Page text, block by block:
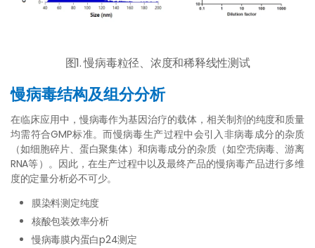
图1. 慢病毒粒径、浓度和稀释线性测试
慢病毒结构及组分分析
在临床应用中，慢病毒作为基因治疗的载体，相关制剂的纯度和质量
均需符合GMP标准。而慢病毒生产过程中会引入非病毒成分的杂质
（如细胞碎片、蛋白聚集体）和病毒成分的杂质（如空壳病毒、游离
RNA等）。因此，在生产过程中以及最终产品的慢病毒产品进行多维
度的定量分析必不可少。
膜染料测定纯度
核酸包装效率分析
慢病毒膜内蛋白p24测定